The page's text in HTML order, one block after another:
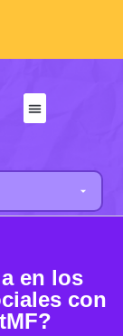
en los
con